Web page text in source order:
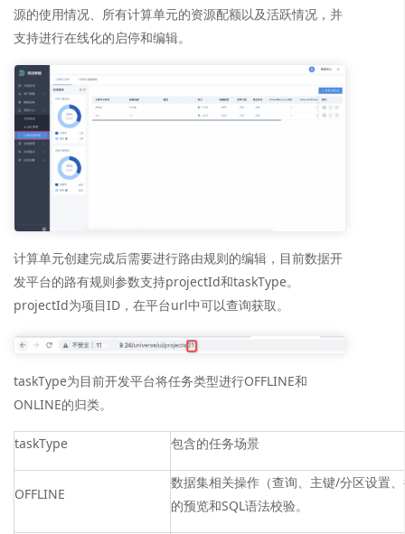
源的使用情况、所有计算单元的资源配额以及活跃情况，并
支持进行在线化的启停和编辑。
计算单元创建完成后需要进行路由规则的编辑，目前数据开
发平台的路有规则参数支持projectId和taskType。
projectId为项目ID，在平台url中可以查询获取。
taskType为目前开发平台将任务类型进行OFFLINE和
ONLINE的归类。
taskType 包含的任务场景
OFFLINE
数据集相关操作（查询、主键/分区设置
的预览和SQL语法校验。